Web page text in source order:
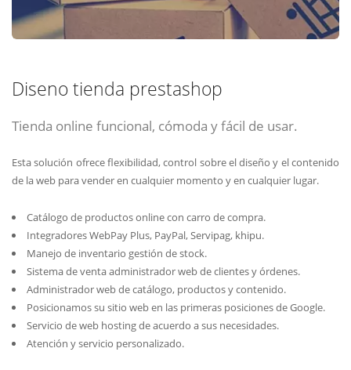
Diseno tienda prestashop
Tienda online funcional, cómoda y fácil de usar.
Esta solución ofrece flexibilidad, control sobre el diseño y el contenido
de la web para vender en cualquier momento y en cualquier lugar.
Catálogo de productos online con carro de compra.
Integradores WebPay Plus, PayPal, Servipag, khipu.
Manejo de inventario gestión de stock.
Sistema de venta administrador web de clientes y órdenes.
Administrador web de catálogo, productos y contenido.
Posicionamos su sitio web en las primeras posiciones de Google.
Servicio de web hosting de acuerdo a sus necesidades.
Atención y servicio personalizado.